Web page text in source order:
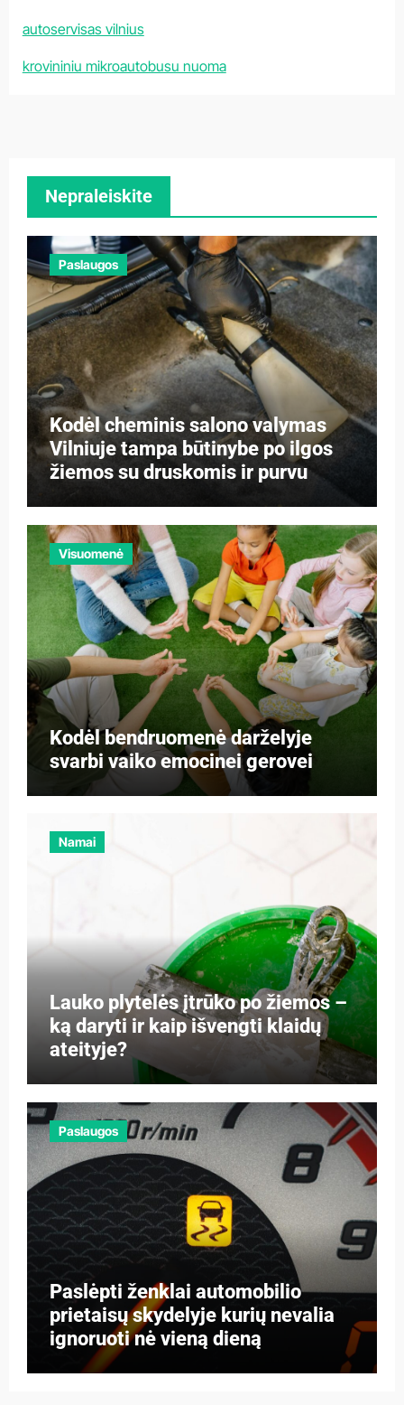
autoservisas vilnius
krovininiu mikroautobusu nuoma
Nepraleiskite
Paslaugos
Kodėl cheminis salono valymas
Vilniuje tampa būtinybe po ilgos
žiemos su druskomis ir purvu
Visuomenė
Kodėl bendruomenė darželyje
svarbi vaiko emocinei gerovei
Namai
Lauko plytelės įtrūko po žiemos –
ką daryti ir kaip išvengti klaidų
ateityje?
Paslaugos
Paslėpti ženklai automobilio
prietaisų skydelyje kurių nevalia
ignoruoti nė vieną dieną